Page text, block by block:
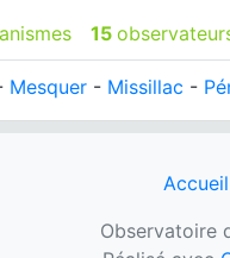
15
Mesquer - Missillac -
Accueil
Observatoire